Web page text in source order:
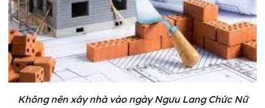
Không nên xây nhà vào ngày Ngưu Lang Chức Nữ